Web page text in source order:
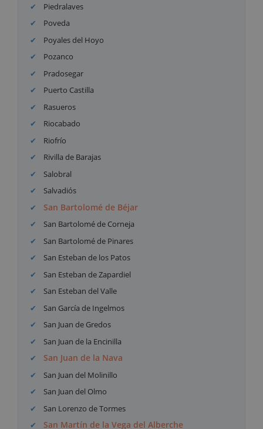
Piedralaves
Poveda
Poyales del Hoyo
Pozanco
Pradosegar
Puerto Castilla
Rasueros
Riocabado
Riofrío
Rivilla de Barajas
Salobral
Salvadiós
San Bartolomé de Béjar
San Bartolomé de Corneja
San Bartolomé de Pinares
San Esteban de los Patos
San Esteban de Zapardiel
San Esteban del Valle
San García de Ingelmos
San Juan de Gredos
San Juan de la Encinilla
San Juan de la Nava
San Juan del Molinillo
San Juan del Olmo
San Lorenzo de Tormes
San Martín de la Vega del Alberche